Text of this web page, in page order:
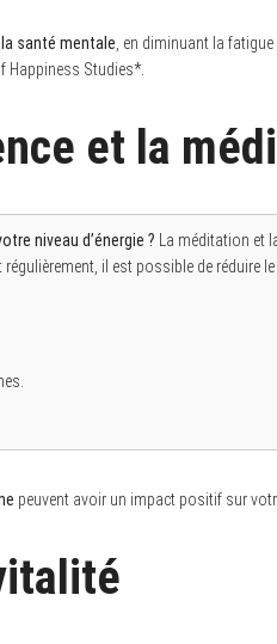
santé mentale , en diminuant la
Happiness Studies*.
et la
niveau d’énergie ? La méditation et
il est possible de réduire
peuvent avoir un impact positif sur